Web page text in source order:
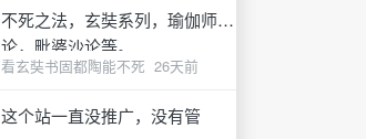
不死之法，玄奘系列，瑜伽师地
论，毗婆沙论等。
看玄奘书固都陶能不死 26天前
这个站一直没推广，没有管